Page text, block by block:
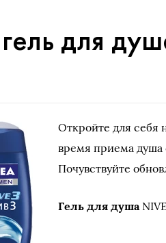
для
Откройте для себя
время приема душа
Почувствуйте
Гель для душа